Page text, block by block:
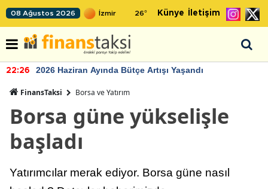
08 Ağustos 2026 26° Künye İletişim
22:26 2026 Haziran Ayında Bütçe Artışı Yaşandı
FinansTaksi Borsa ve Yatırım
Borsa güne yükselişle
başladı
Yatırımcılar merak ediyor. Borsa güne nasıl